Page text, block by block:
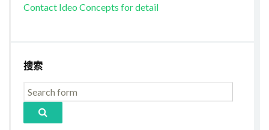
Contact Ideo Concepts for detail
搜索